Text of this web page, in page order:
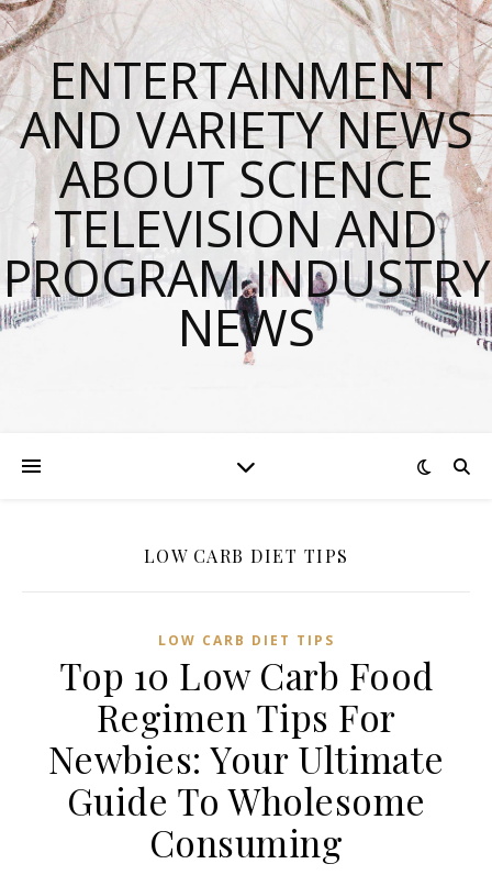
ENTERTAINMENT
AND VARIETY NEWS
ABOUT SCIENCE
TELEVISION AND
PROGRAM INDUSTRY
NEWS
LOW CARB DIET TIPS
LOW CARB DIET TIPS
Top 10 Low Carb Food
Regimen Tips For
Newbies: Your Ultimate
Guide To Wholesome
Consuming